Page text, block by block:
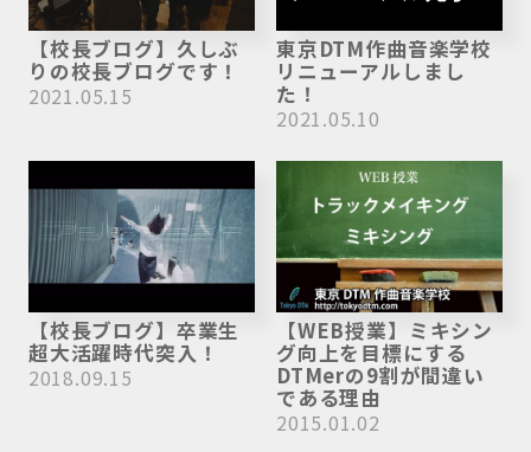
【校長ブログ】久しぶ
りの校長ブログです！
2021.05.15
東京DTM作曲音楽学校
リニューアルしまし
た！
2021.05.10
【校長ブログ】卒業生
超大活躍時代突入！
2018.09.15
【WEB授業】ミキシン
グ向上を目標にする
DTMerの9割が間違い
である理由
2015.01.02